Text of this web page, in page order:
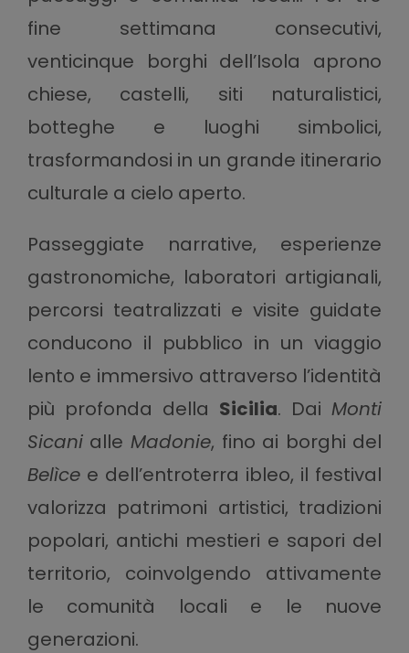
fine settimana consecutivi,
venticinque borghi dell’Isola aprono
chiese, castelli, siti naturalistici,
botteghe e luoghi simbolici,
trasformandosi in un grande itinerario
culturale a cielo aperto.
Passeggiate narrative, esperienze
gastronomiche, laboratori artigianali,
percorsi teatralizzati e visite guidate
conducono il pubblico in un viaggio
lento e immersivo attraverso l’identità
più profonda della Sicilia. DaiMonti
Sicanialle Madonie, fino ai borghi del
Belìcee dell’entroterra ibleo, il festival
valorizza patrimoni artistici, tradizioni
popolari, antichi mestieri e sapori del
territorio, coinvolgendo attivamente
le comunità locali e le nuove
generazioni.